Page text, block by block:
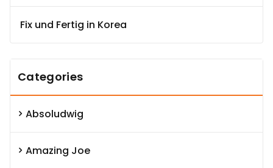
Fix und Fertig in Korea
Categories
Absoludwig
Amazing Joe